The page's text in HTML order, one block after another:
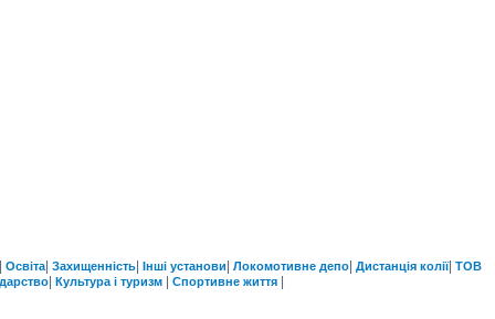
Освіта| Захищенність| Інші установи Локомотивне депо| Дистанція колії| ТОВ
Культура і туризм Спортивне життя